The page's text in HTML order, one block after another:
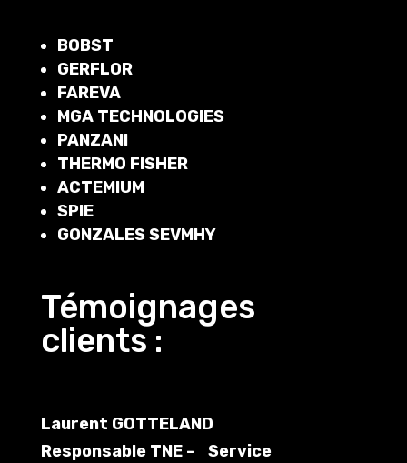
BOBST
GERFLOR
FAREVA
MGA TECHNOLOGIES
PANZANI
THERMO FISHER
ACTEMIUM
SPIE
GONZALES SEVMHY
Témoignages
clients :
Laurent GOTTELAND
Responsable TNE - Service